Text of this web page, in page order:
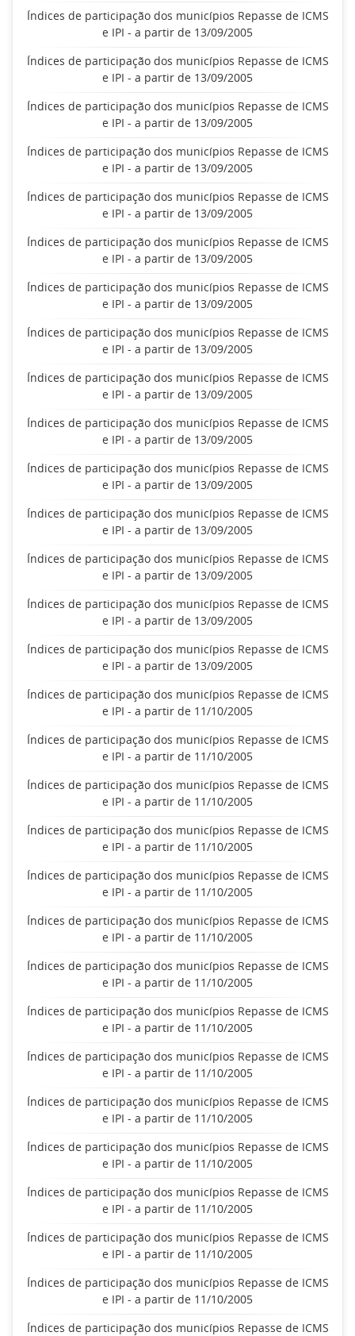
Índices de participação dos municípios Repasse de ICMS
e IPI - a partir de 13/09/2005
Índices de participação dos municípios Repasse de ICMS
e IPI - a partir de 13/09/2005
Índices de participação dos municípios Repasse de ICMS
e IPI - a partir de 13/09/2005
Índices de participação dos municípios Repasse de ICMS
e IPI - a partir de 13/09/2005
Índices de participação dos municípios Repasse de ICMS
e IPI - a partir de 13/09/2005
Índices de participação dos municípios Repasse de ICMS
e IPI - a partir de 13/09/2005
Índices de participação dos municípios Repasse de ICMS
e IPI - a partir de 13/09/2005
Índices de participação dos municípios Repasse de ICMS
e IPI - a partir de 13/09/2005
Índices de participação dos municípios Repasse de ICMS
e IPI - a partir de 13/09/2005
Índices de participação dos municípios Repasse de ICMS
e IPI - a partir de 13/09/2005
Índices de participação dos municípios Repasse de ICMS
e IPI - a partir de 13/09/2005
Índices de participação dos municípios Repasse de ICMS
e IPI - a partir de 13/09/2005
Índices de participação dos municípios Repasse de ICMS
e IPI - a partir de 13/09/2005
Índices de participação dos municípios Repasse de ICMS
e IPI - a partir de 13/09/2005
Índices de participação dos municípios Repasse de ICMS
e IPI - a partir de 13/09/2005
Índices de participação dos municípios Repasse de ICMS
e IPI - a partir de 11/10/2005
Índices de participação dos municípios Repasse de ICMS
e IPI - a partir de 11/10/2005
Índices de participação dos municípios Repasse de ICMS
e IPI - a partir de 11/10/2005
Índices de participação dos municípios Repasse de ICMS
e IPI - a partir de 11/10/2005
Índices de participação dos municípios Repasse de ICMS
e IPI - a partir de 11/10/2005
Índices de participação dos municípios Repasse de ICMS
e IPI - a partir de 11/10/2005
Índices de participação dos municípios Repasse de ICMS
e IPI - a partir de 11/10/2005
Índices de participação dos municípios Repasse de ICMS
e IPI - a partir de 11/10/2005
Índices de participação dos municípios Repasse de ICMS
e IPI - a partir de 11/10/2005
Índices de participação dos municípios Repasse de ICMS
e IPI - a partir de 11/10/2005
Índices de participação dos municípios Repasse de ICMS
e IPI - a partir de 11/10/2005
Índices de participação dos municípios Repasse de ICMS
e IPI - a partir de 11/10/2005
Índices de participação dos municípios Repasse de ICMS
e IPI - a partir de 11/10/2005
Índices de participação dos municípios Repasse de ICMS
e IPI - a partir de 11/10/2005
Índices de participação dos municípios Repasse de ICMS